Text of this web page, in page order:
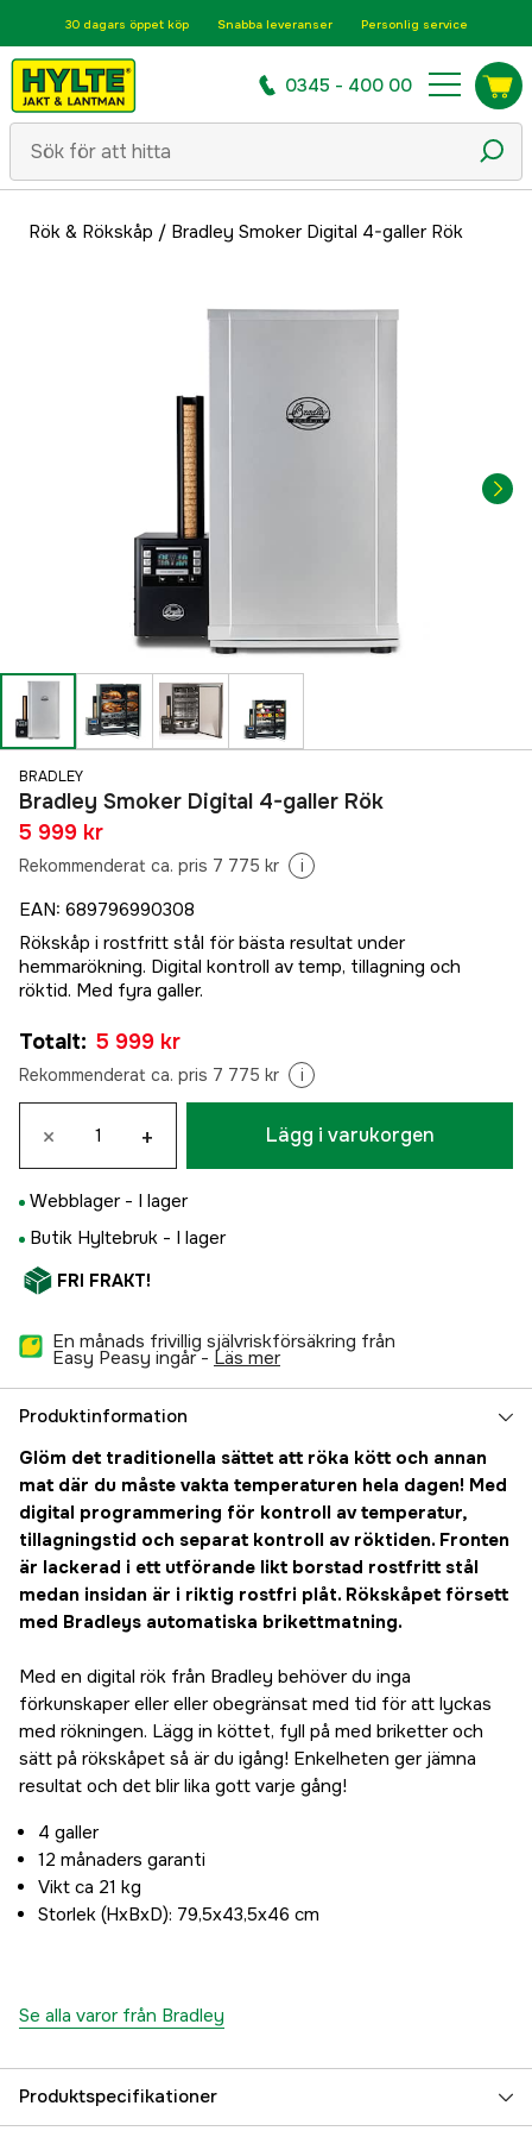
30 dagars öppet köp Snabba leveranser Personlig service
0345 - 400 00
Rök & Rökskåp / Bradley Smoker Digital 4-galler Rök
BRADLEY
Bradley Smoker Digital 4-galler Rök
5 999 kr
Rekommenderat ca. pris 7 775 kr i
EAN: 689796990308
Rökskåp i rostfritt stål för bästa resultat under
hemmarökning. Digital kontroll av temp, tillagning och
röktid. Med fyra galler.
Totalt: 5 999 kr
Rekommenderat ca. pris 7 775 kr i
× + Lägg i varukorgen
Webblager - I lager
Butik Hyltebruk - I lager
FRI FRAKT!
En månads frivillig självriskförsäkring från
Easy Peasy ingår - läs mer
Produktinformation
Glöm det traditionella sättet att röka kött och annan
mat där du måste vakta temperaturen hela dagen! Med
digital programmering för kontroll av temperatur,
tillagningstid och separat kontroll av röktiden. Fronten
är lackerad i ett utförande likt borstad rostfritt stål
medan insidan är i riktig rostfri plåt. Rökskåpet försett
med Bradleys automatiska brikettmatning.
Med en digital rök från Bradley behöver du inga
förkunskaper eller eller obegränsat med tid för att lyckas
med rökningen. Lägg in köttet, fyll på med briketter och
sätt på rökskåpet så är du igång! Enkelheten ger jämna
resultat och det blir lika gott varje gång!
4 galler
12 månaders garanti
Vikt ca 21 kg
Storlek (HxBxD): 79,5x43,5x46 cm
Se alla varor från Bradley
Produktspecifikationer